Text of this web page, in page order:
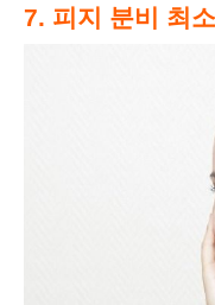
7. 피지 분비 최